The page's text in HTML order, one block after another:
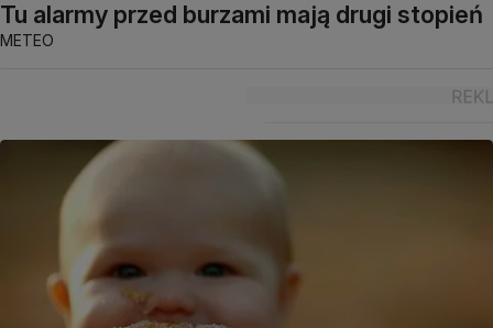
Tu alarmy przed burzami mają drugi stopień
METEO